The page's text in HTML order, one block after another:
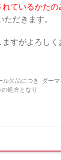
れているかたの
ただきます。
すがよろしく
ル欠品につき
処方となり
ダー